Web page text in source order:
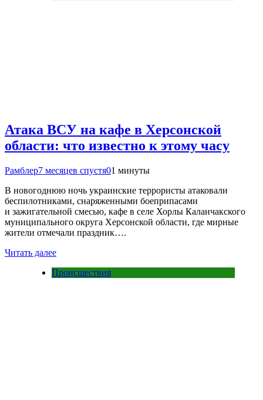
Атака ВСУ на кафе в Херсонской
области: что известно к этому часу
Рамблер7 месяцев спустя01 минуты
В новогоднюю ночь украинские террористы атаковали
беспилотниками, снаряженными боеприпасами
и зажигательной смесью, кафе в селе Хорлы Каланчакского
муниципального округа Херсонской области, где мирные
жители отмечали праздник….
Читать далее
Происшествия